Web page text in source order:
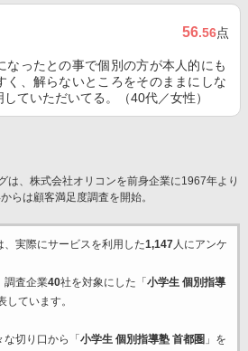
56.56点
なったとの事で個別の方が本人的にも
く、解らないところをそのままにしな
ていただいてる。（40代／女性）
は、株式会社オリコンを前身企業に1967年より
らは顧客満足度調査を開始。
実際にサービスを利用した1,147人にアンケ
調査企業40社を対象にした「 小学生 個別指導
しています。
切り口から「 小学生 個別指導塾 首都圏 」を